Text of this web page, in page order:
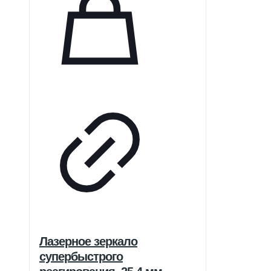
Лазерное зеркало
супербыстрого